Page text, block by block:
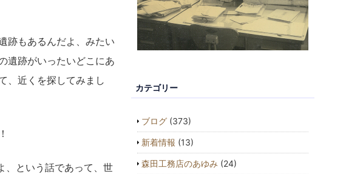
跡もあるんだよ、みたい
遺跡がいったいどこにあ
、近くを探してみまし
、という話であって、世
カテゴリー
ブログ(373)
新着情報 (13)
森田工務店のあゆみ (24)